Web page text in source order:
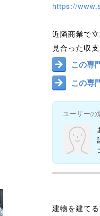
https://
近隣商業で
見合った収
この専
この専
ユーザーの
建物を建て